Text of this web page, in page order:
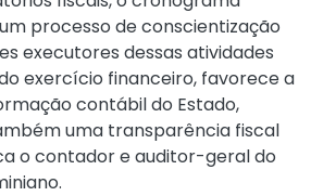
processo de conscientização
executores dessas atividades
exercício financeiro, favorece a
contábil do Estado,
uma transparência fiscal
o contador e auditor-geral do